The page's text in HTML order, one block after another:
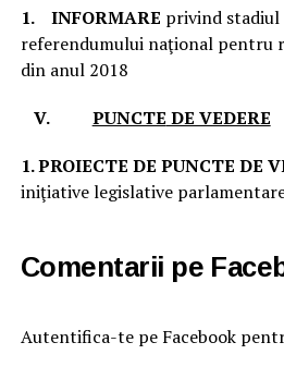
1. INFORMARE privind
referendumului naţional pentru
din anul 2018
V. PUNCTE DE VEDERE
1. PROIECTE DE PUNCTE DE
iniţiative legislative
Comentarii pe
Autentifica-te pe Facebook